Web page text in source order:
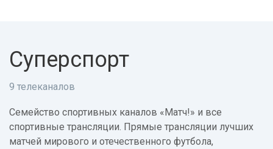
Суперспорт
9 телеканалов
Семейство спортивных каналов «Матч!» и все
спортивные трансляции. Прямые трансляции лучших
матчей мирового и отечественного футбола,